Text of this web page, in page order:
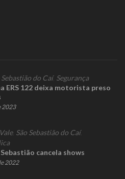
Sebastião do Caí, Segurança
ERS 122 deixa motorista preso
2023
, São Sebastião do Caí,
cancela shows
2022